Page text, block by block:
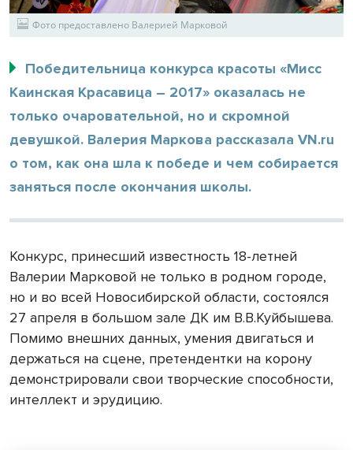
Фото предоставлено Валерией Марковой
Победительница конкурса красоты «Мисс
Каинская Красавица – 2017» оказалась не
только очаровательной, но и скромной
девушкой. Валерия Маркова рассказала VN.ru
о том, как она шла к победе и чем собирается
заняться после окончания школы.
Конкурс, принесший известность 18-летней
Валерии Марковой не только в родном городе,
но и во всей Новосибирской области, состоялся
27 апреля в большом зале ДК им В.В.Куйбышева.
Помимо внешних данных, умения двигаться и
держаться на сцене, претендентки на корону
демонстрировали свои творческие способности,
интеллект и эрудицию.